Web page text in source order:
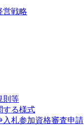
営戦略
則等
する様式
入札参加資格審査申請